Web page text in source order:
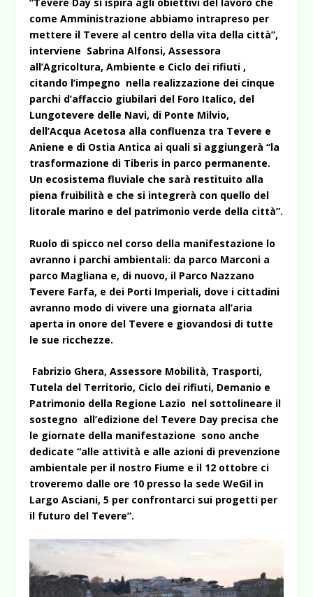
come Amministrazione abbiamo intrapreso per
mettere il Tevere al centro della vita della città”,
interviene Sabrina Alfonsi, Assessora
all’Agricoltura, Ambiente e Ciclo dei rifiuti ,
citando l’impegno nella realizzazione dei cinque
parchi d’affaccio giubilari del Foro Italico, del
Lungotevere delle Navi, di Ponte Milvio,
dell’Acqua Acetosa alla confluenza tra Tevere e
Aniene e di Ostia Antica ai quali si aggiungerà “la
trasformazione di Tiberis in parco permanente.
Un ecosistema fluviale che sarà restituito alla
piena fruibilità e che si integrerà con quello del
litorale marino e del patrimonio verde della città”.
Ruolo di spicco nel corso della manifestazione lo
avranno i parchi ambientali: da parco Marconi a
parco Magliana e, di nuovo, il Parco Nazzano
Tevere Farfa, e dei Porti Imperiali, dove i cittadini
avranno modo di vivere una giornata all’aria
aperta in onore del Tevere e giovandosi di tutte
le sue ricchezze.
Fabrizio Ghera, Assessore Mobilità, Trasporti,
Tutela del Territorio, Ciclo dei rifiuti, Demanio e
Patrimonio della Regione Lazio nel sottolineare il
sostegno all’edizione del Tevere Day precisa che
le giornate della manifestazione sono anche
dedicate “alle attività e alle azioni di prevenzione
ambientale per il nostro Fiume e il 12 ottobre ci
troveremo dalle ore 10 presso la sede WeGil in
Largo Asciani, 5 per confrontarci sui progetti per
il futuro del Tevere”.